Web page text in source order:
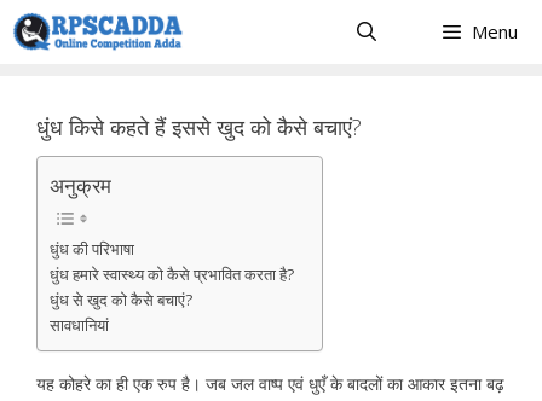
Skip
to
Menu
धुंध किसे कहते हैं इससे खुद को कैसे बचाएं?
अनुक्रम
धुंध की परिभाषा
धुंध हमारे स्वास्थ्य को कैसे प्रभावित करता है?
धुंध से खुद को कैसे बचाएं?
सावधानियां
यह कोहरे का ही एक रुप है। जब जल वाष्प एवं धुएँ के बादलों का आकार इतना बढ़